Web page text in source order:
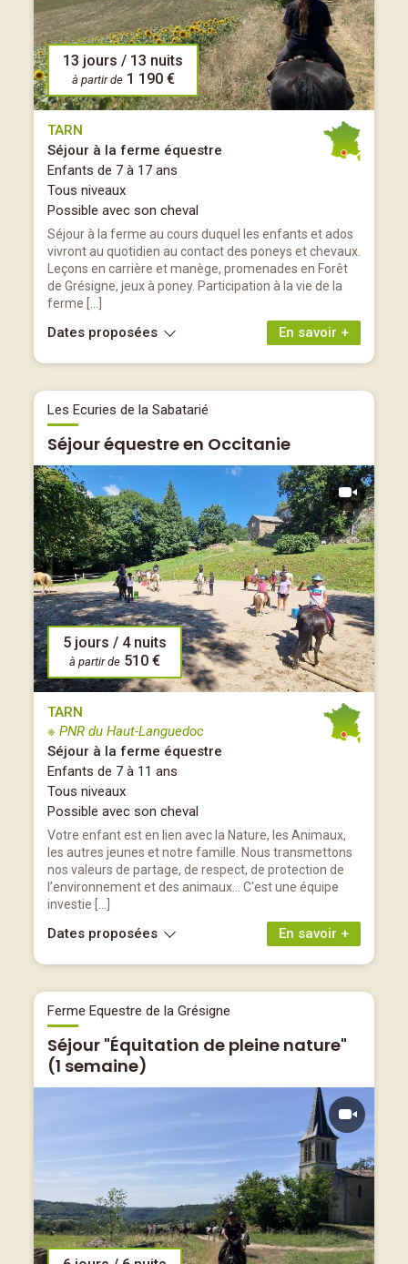
13 jours / 13 nuits
à partir de 1 190 €
TARN
Séjour à la ferme équestre
Enfants de 7 à 17 ans
Tous niveaux
Possible avec son cheval
Séjour à la ferme au cours duquel les enfants et ados
vivront au quotidien au contact des poneys et chevaux.
Leçons en carrière et manège, promenades en Forêt
de Grésigne, jeux à poney. Participation à la vie de la
ferme […]
En savoir +
Dates proposées
Les Ecuries de la Sabatarié
Séjour équestre en Occitanie
5 jours / 4 nuits
à partir de 510 €
TARN
※ PNR du Haut-Languedoc
Séjour à la ferme équestre
Enfants de 7 à 11 ans
Tous niveaux
Possible avec son cheval
Votre enfant est en lien avec la Nature, les Animaux,
les autres jeunes et notre famille. Nous transmettons
nos valeurs de partage, de respect, de protection de
l’environnement et des animaux… C'est une équipe
investie […]
En savoir +
Dates proposées
Ferme Equestre de la Grésigne
Séjour "Équitation de pleine nature"
(1 semaine)